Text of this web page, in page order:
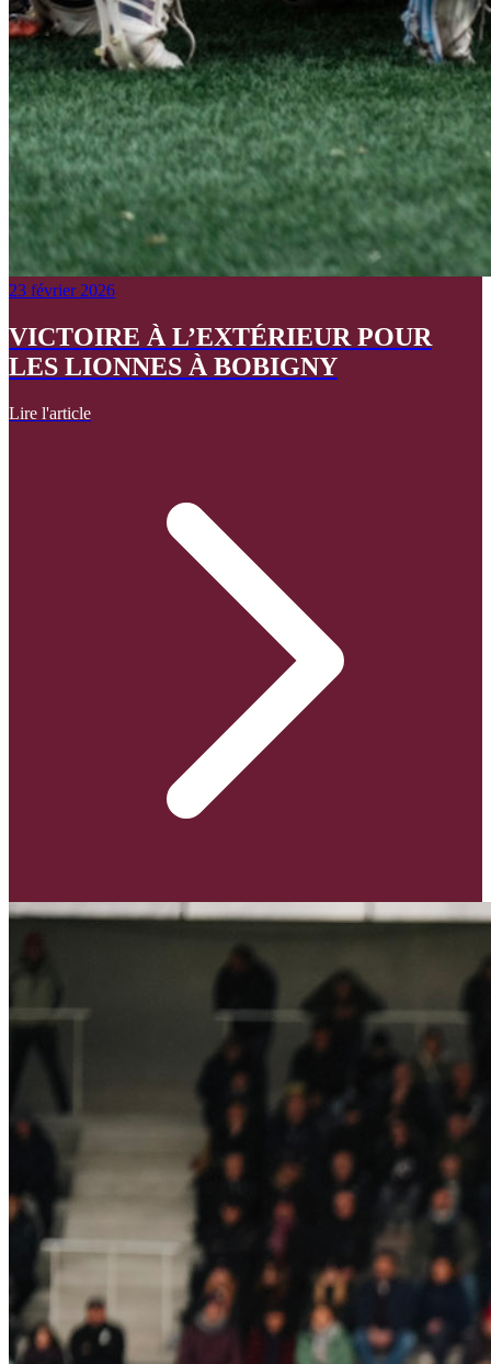
23 février 2026
VICTOIRE À L’EXTÉRIEUR POUR
LES LIONNES À BOBIGNY
Lire l'article